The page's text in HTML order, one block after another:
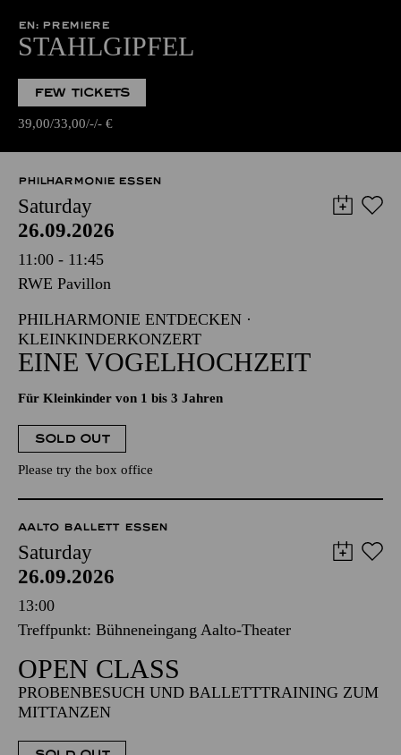
EN: PREMIERE
STAHLGIPFEL
FEW TICKETS
39,00 33,00 - - €
PHILHARMONIE ESSEN
Saturday
26.09.2026
11:00 - 11:45
RWE Pavillon
PHILHARMONIE ENTDECKEN ·
KLEINKINDERKONZERT
EINE VOGELHOCHZEIT
Für Kleinkinder von 1 bis 3 Jahren
SOLD OUT
Please try the box office
AALTO BALLETT ESSEN
Saturday
26.09.2026
13:00
Treffpunkt: Bühneneingang Aalto-Theater
OPEN CLASS
PROBENBESUCH UND BALLETTTRAINING ZUM
MITTANZEN